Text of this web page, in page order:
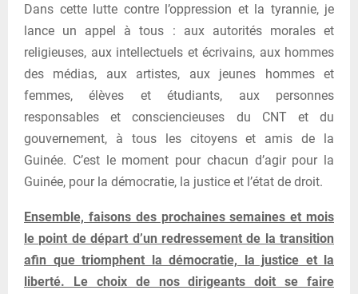
Dans cette lutte contre l’oppression et la tyrannie, je
lance un appel à tous : aux autorités morales et
religieuses, aux intellectuels et écrivains, aux hommes
des médias, aux artistes, aux jeunes hommes et
femmes, élèves et étudiants, aux personnes
responsables et consciencieuses du CNT et du
gouvernement, à tous les citoyens et amis de la
Guinée. C’est le moment pour chacun d’agir pour la
Guinée, pour la démocratie, la justice et l’état de droit.
Ensemble, faisons des prochaines semaines et mois
le point de départ d’un redressement de la transition
afin que triomphent la démocratie, la justice et la
liberté. Le choix de nos dirigeants doit se faire